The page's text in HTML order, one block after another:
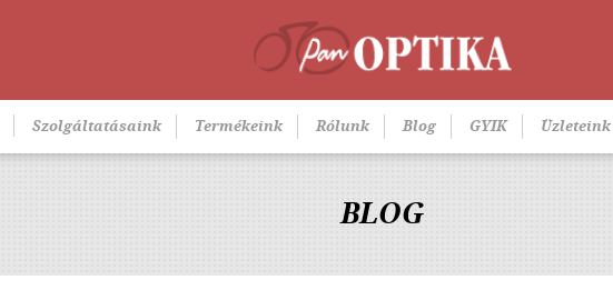
Szolgáltatásaink Termékeink Rólunk Blog GYIK Üzleteink
BLOG